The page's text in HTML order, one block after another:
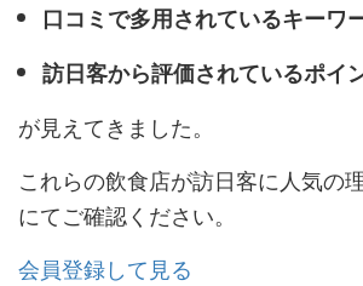
口コミで多用されているキーワ
訪日客から評価されているポイ
が見えてきました。
これらの飲食店が訪日客に人気の
にてご確認ください。
会員登録して見る